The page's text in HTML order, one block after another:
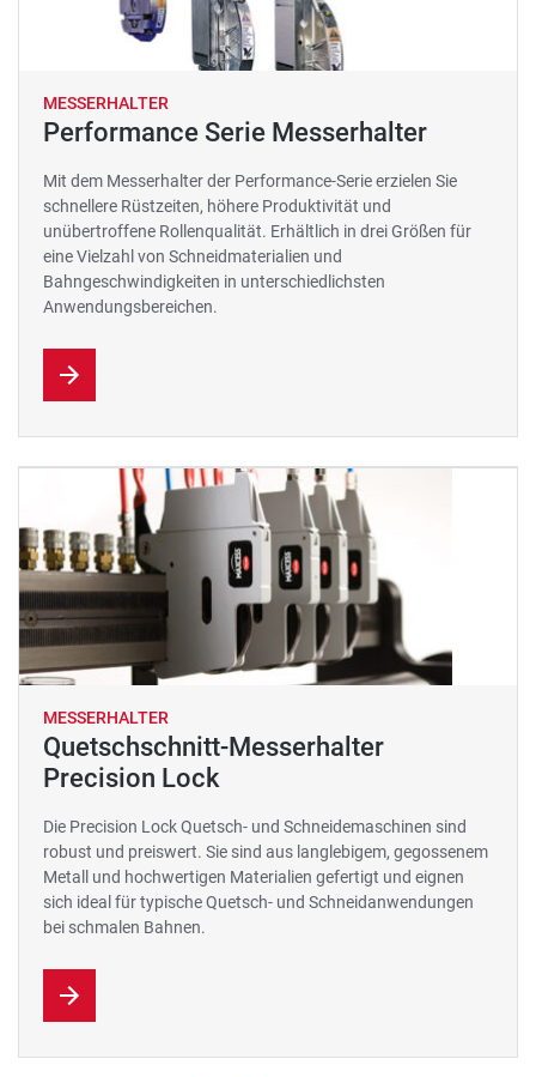
MESSERHALTER
Performance Serie Messerhalter
Mit dem Messerhalter der Performance-Serie erzielen Sie
schnellere Rüstzeiten, höhere Produktivität und
unübertroffene Rollenqualität. Erhältlich in drei Größen für
eine Vielzahl von Schneidmaterialien und
Bahngeschwindigkeiten in unterschiedlichsten
Anwendungsbereichen.
MESSERHALTER
Quetschschnitt-Messerhalter
Precision Lock
Die Precision Lock Quetsch- und Schneidemaschinen sind
robust und preiswert. Sie sind aus langlebigem, gegossenem
Metall und hochwertigen Materialien gefertigt und eignen
sich ideal für typische Quetsch- und Schneidanwendungen
bei schmalen Bahnen.